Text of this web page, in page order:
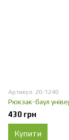
Артикул: 20-1240
Рюкзак-баул
430 грн
Купити